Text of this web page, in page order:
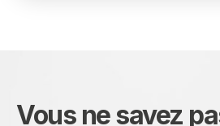
Vous ne savez